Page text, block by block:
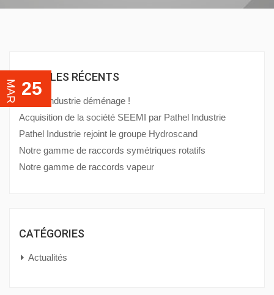
ARTICLES RÉCENTS
Pathel Industrie déménage !
Acquisition de la société SEEMI par Pathel Industrie
Pathel Industrie rejoint le groupe Hydroscand
Notre gamme de raccords symétriques rotatifs
Notre gamme de raccords vapeur
CATÉGORIES
Actualités
25
MAR